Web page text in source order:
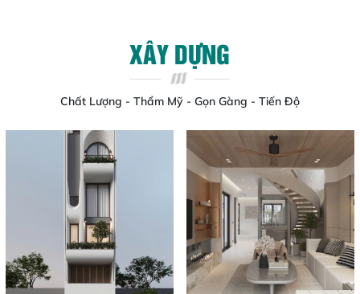
XÂY DỰNG
Chất Lượng - Thẩm Mỹ - Gọn Gàng - Tiến Độ